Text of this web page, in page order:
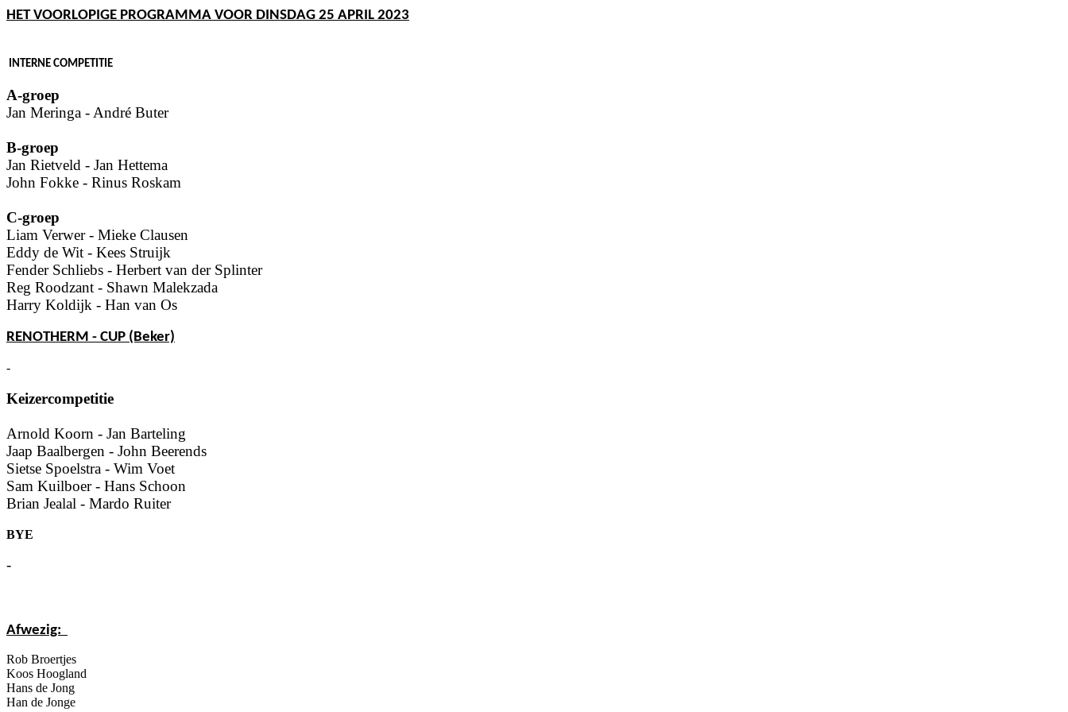
HET VOORLOPIGE PROGRAMMA VOOR DINSDAG 25 APRIL 2023
INTERNE COMPETITIE
A-groep
Jan Meringa - André Buter
B-groep
Jan Rietveld - Jan Hettema
John Fokke - Rinus Roskam
C-groep
Liam Verwer - Mieke Clausen
Eddy de Wit - Kees Struijk
Fender Schliebs - Herbert van der Splinter
Reg Roodzant - Shawn Malekzada
Harry Koldijk - Han van Os
RENOTHERM - CUP (Beker)
-
Keizercompetitie
Arnold Koorn - Jan Barteling
Jaap Baalbergen - John Beerends
Sietse Spoelstra - Wim Voet
Sam Kuilboer - Hans Schoon
Brian Jealal - Mardo Ruiter
BYE
-
Afwezig:
Rob Broertjes
Koos Hoogland
Hans de Jong
Han de Jonge